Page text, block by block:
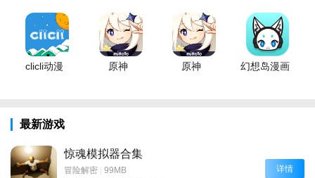
clicli动漫 原神 原神 幻想岛漫画
最新游戏
惊魂模拟器合集
冒险解密 | 99MB
详情